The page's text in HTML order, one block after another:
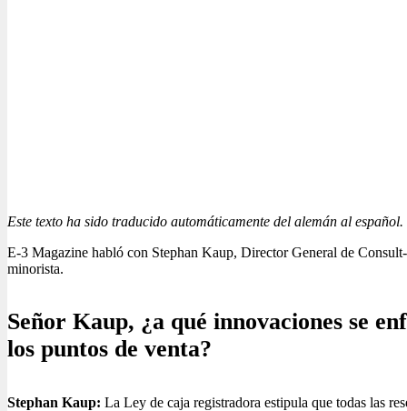
Este texto ha sido traducido automáticamente del alemán al español.
E-3 Magazine habló con Stephan Kaup, Director General de
minorista.
Señor Kaup, ¿a qué innovaciones se
los puntos de venta?
Stephan Kaup: La Ley de caja registradora estipula que todas las